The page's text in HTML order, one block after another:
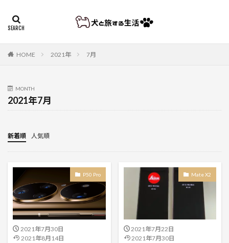
HOME 2021年 7月
MONTH
2021年7月
新着順 人気順
P50 Pro
2021年7月30日
2021年8月14日
Mate X2
2021年7月22日
2021年7月30日